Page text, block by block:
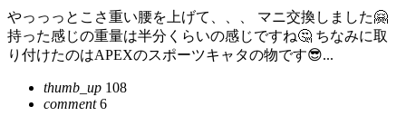
やっっっとこさ重い腰を上げて、、、 マニ交換しました🤗
持った感じの重量は半分くらいの感じですね🤔 ちなみに取
り付けたのはAPEXのスポーツキャタの物です😎...
thumb_up 108
comment6